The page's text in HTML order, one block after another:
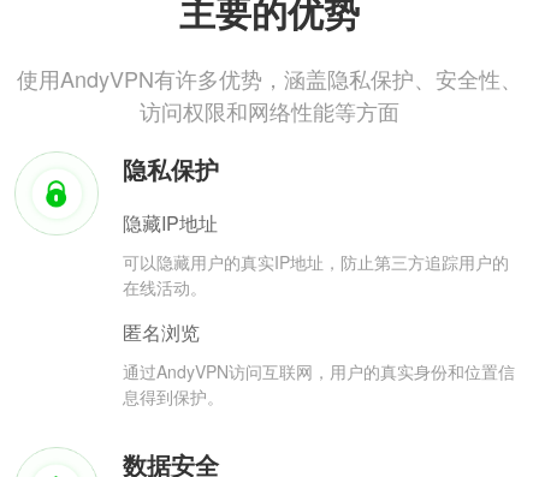
主要的优势
使用AndyVPN有许多优势，涵盖隐私保护、安全性、
访问权限和网络性能等方面
隐私保护
隐藏IP地址
可以隐藏用户的真实IP地址，防止第三方追踪用户的
在线活动。
匿名浏览
通过AndyVPN访问互联网，用户的真实身份和位置信
息得到保护。
数据安全